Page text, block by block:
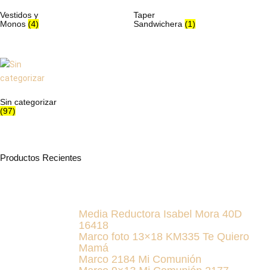
Vestidos y
Monos (4)
Taper
Sandwichera (1)
Sin categorizar
(97)
Productos Recientes
Media Reductora Isabel Mora 40D
16418
Marco foto 13×18 KM335 Te Quiero
Mamá
Marco 2184 Mi Comunión